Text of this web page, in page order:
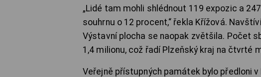
„Lidé tam mohli shlédnout 119 expozic a
souhrnu o 12 procent,“ řekla Křížová.
Výstavní plocha se naopak zvětšila. Počet
1,4 milionu, což řadí Plzeňský kraj na čtvrté
Veřejně přístupných památek bylo předloni